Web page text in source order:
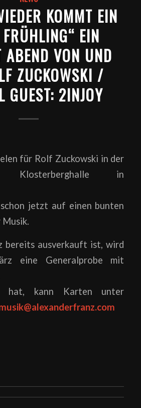
KOMMT EIN
EIN
ABEND VON UND
ZUCKOWSKI /
GUEST: 2INJOY
für Rolf Zuckowski in der
Klosterberghalle in
jetzt auf einen bunten
bereits ausverkauft ist, wird
eine Generalprobe mit
hat, kann Karten unter